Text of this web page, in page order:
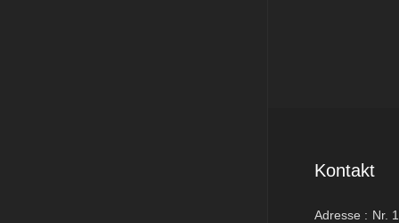
Kontakt
Adresse : Nr.